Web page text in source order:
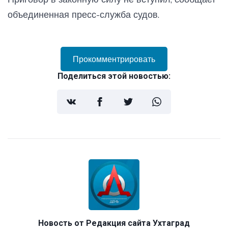
объединенная пресс-служба судов.
Прокомментрировать
Поделиться этой новостью:
Новость от Редакция сайта Ухтаград